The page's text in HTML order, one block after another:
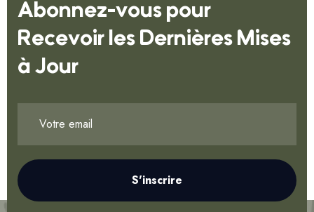
Abonnez-vous pour
Recevoir les Dernières Mises
à Jour
S'inscrire